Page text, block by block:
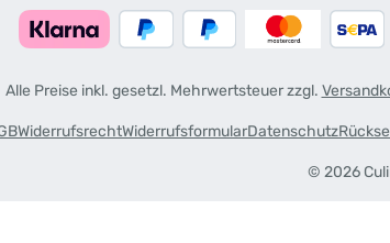
Alle Preise inkl. gesetzl. Mehrwertsteuer zzgl.
© 2026
WiderrufsrechtWiderrufsformularDatenschutz